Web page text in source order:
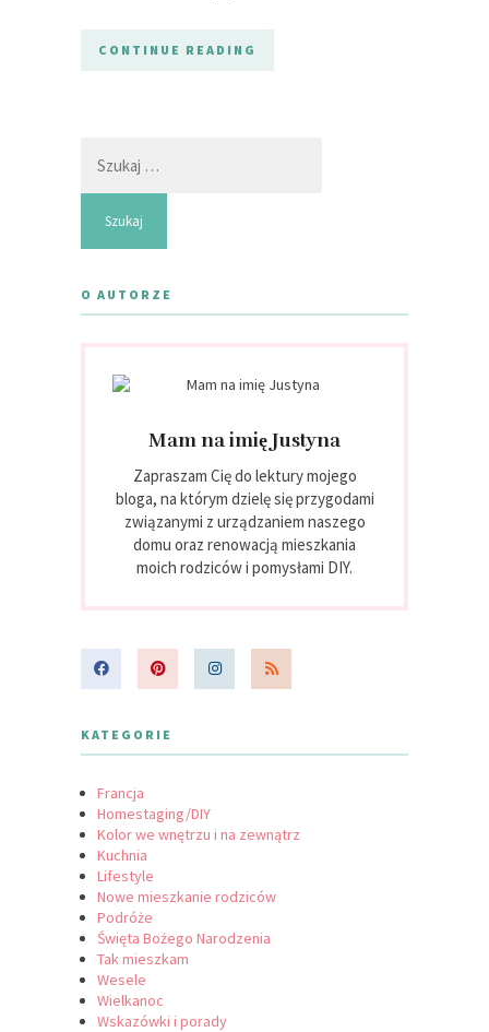
CONTINUE READING
O AUTORZE
Mam na imię Justyna
Zapraszam Cię do lektury mojego
bloga, na którym dzielę się przygodami
związanymi z urządzaniem naszego
domu oraz renowacją mieszkania
moich rodziców i pomysłami DIY.
KATEGORIE
Francja
Homestaging/DIY
Kolor we wnętrzu i na zewnątrz
Kuchnia
Lifestyle
Nowe mieszkanie rodziców
Podróże
Święta Bożego Narodzenia
Tak mieszkam
Wesele
Wielkanoc
Wskazówki i porady